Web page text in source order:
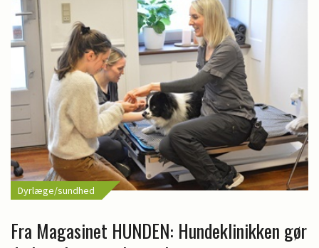
Dyrlæge/sundhed
Fra Magasinet HUNDEN: Hundeklinikken gør